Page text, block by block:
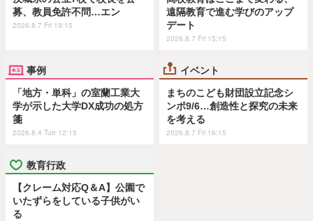
募、教員免許不問…エン
2026.8.7 Fri 19:15
遠隔教育で進む学びのアップ
デート
2026.8.7 Fri 15:15
事例
「地方・単科」の室蘭工業大
学が示した大学DX成功の処方
箋
2026.8.4 Tue 12:15
イベント
まちのこども財団設立記念シ
ンポ9/6…創造性と探究の未来
を考える
2026.8.7 Fri 16:15
教育行政
【クレーム対応Q＆A】公園で
いたずらをしている子供がい
る